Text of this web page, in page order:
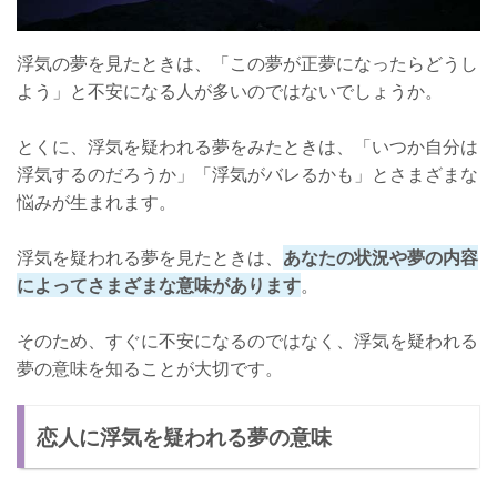
浮気の夢を見たときは、「この夢が正夢になったらどうし
よう」と不安になる人が多いのではないでしょうか。
とくに、浮気を疑われる夢をみたときは、「いつか自分は
浮気するのだろうか」「浮気がバレるかも」とさまざまな
悩みが生まれます。
浮気を疑われる夢を見たときは、 あなたの状況や夢の内容
によってさまざまな意味があります。
そのため、すぐに不安になるのではなく、浮気を疑われる
夢の意味を知ることが大切です。
恋人に浮気を疑われる夢の意味